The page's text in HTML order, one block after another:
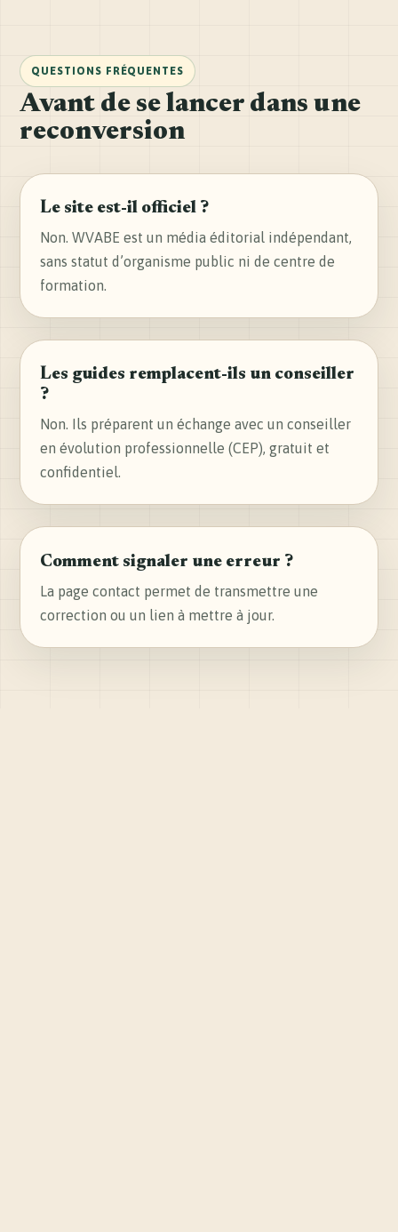
QUESTIONS FRÉQUENTES
Avant de se lancer dans une
reconversion
Le site est-il officiel ?
Non. WVABE est un média éditorial indépendant,
sans statut d’organisme public ni de centre de
formation.
Les guides remplacent-ils un conseiller
?
Non. Ils préparent un échange avec un conseiller
en évolution professionnelle (CEP), gratuit et
confidentiel.
Comment signaler une erreur ?
La page contact permet de transmettre une
correction ou un lien à mettre à jour.